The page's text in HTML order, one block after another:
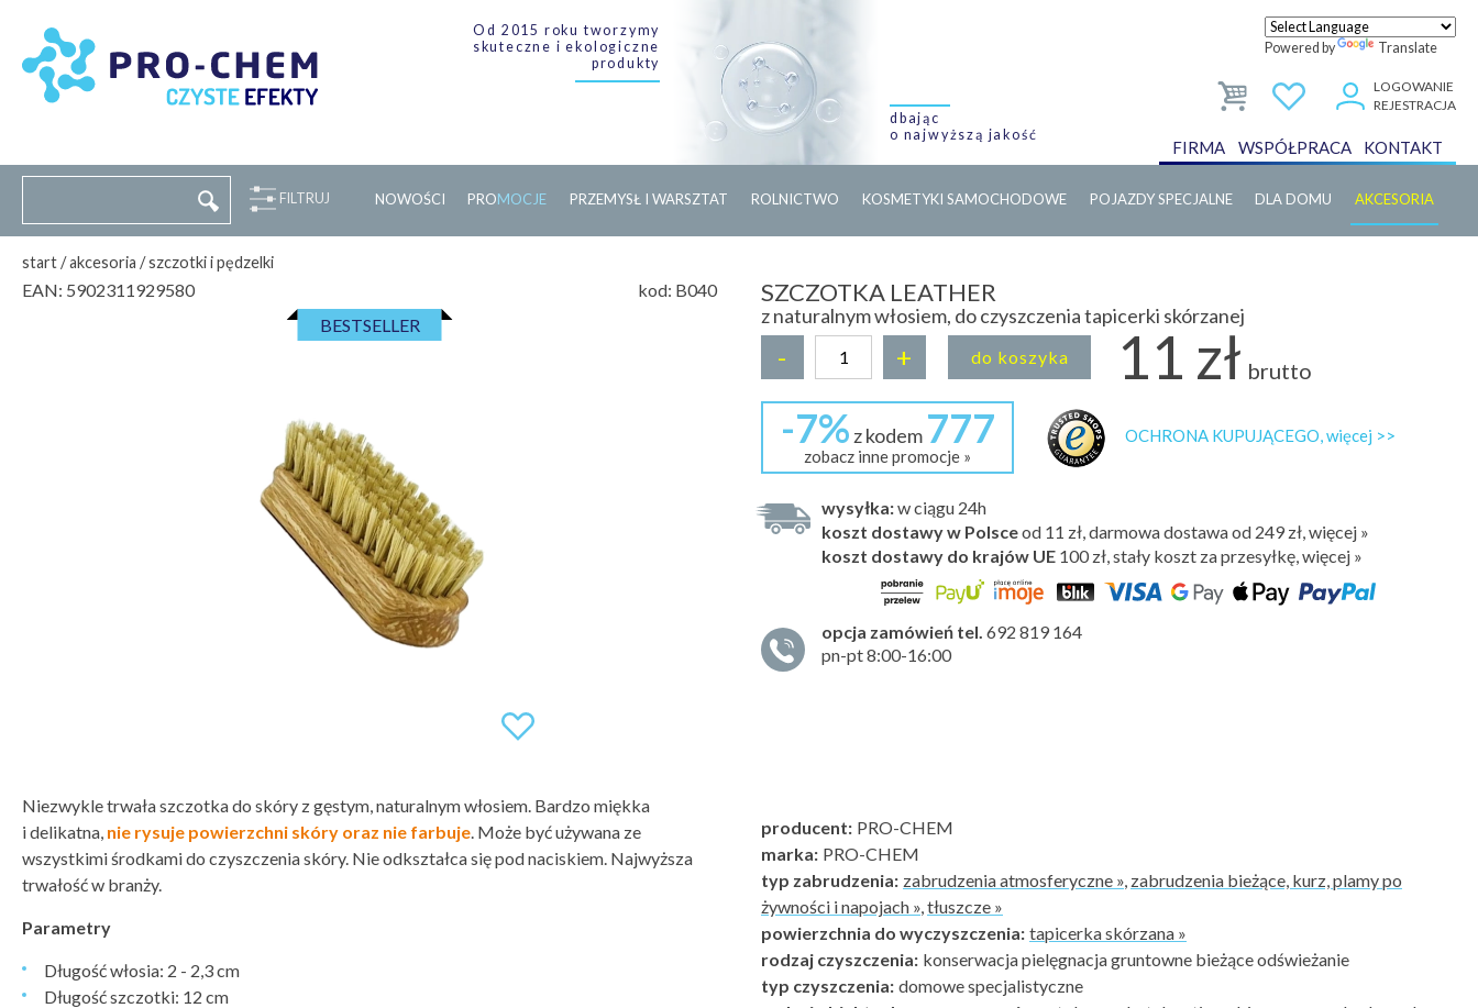
Od 2015 roku tworzymy
skuteczne i ekologiczne
produkty
dbając
o najwyższą jakość
Powered by Translate
LOGOWANIE
REJESTRACJA
FIRMA WSPÓŁPRACA KONTAKT
FILTRUJ NOWOŚCI PROMOC JE PRZEMYSŁ I WARSZTAT ROLNICTWO KOSMETYKI SAMOCHODOWE POJAZDY SPECJALNE DLA DOMU AKCESORIA
start/akcesoria /szczotki i pędzelki
EAN: 5902311929580 kod: B040
BESTSELLER
SZCZOTKA LEATHER
z naturalnym włosiem, do czyszczenia tapicerki skórzanej
- + do koszyka 11 zł brutto
-7% z kodem 777
zobacz inne promocje »
OCHRONA KUPUJĄCEGO, więcej >>
wysyłka:w ciągu 24h
koszt dostawy w Polsceod 11 zł, darmowa dostawa od 249 zł, więcej »
koszt dostawy do krajów UE 100 zł,stały koszt za przesyłkę, więcej »
opcja zamówień tel. 692 819 164
pn-pt 8:00-16:00
Niezwykle trwała szczotka do skóry z gęstym, naturalnym włosiem. Bardzo miękka
i delikatna, nie rysuje powierzchni skóry oraz nie farbuje. Może być używana ze
wszystkimi środkami do czyszczenia skóry. Nie odkształca się pod naciskiem. Najwyższa
trwałość w branży.
Parametry
Długość włosia: 2 - 2,3 cm
Długość szczotki: 12 cm
producent: PRO-CHEM
marka: PRO-CHEM
typ zabrudzenia: zabrudzenia atmosferyczne », zabrudzenia bieżące, kurz, plamy po
żywności i napojach »,tłuszcze »
powierzchnia do wyczyszczenia: tapicerka skórzana »
rodzaj czyszczenia: konserwacja pielęgnacja gruntowne bieżące odświeżanie
typ czyszczenia: domowe specjalistyczne